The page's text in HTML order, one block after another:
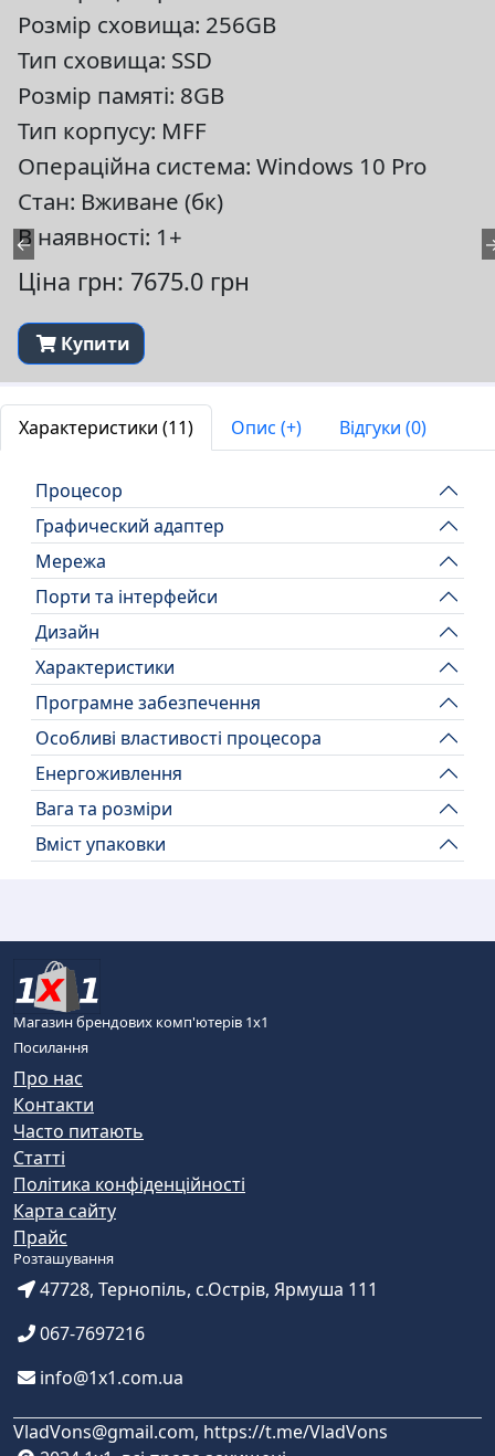
←
Розмір сховища: 256GB
Тип сховища: SSD
Розмір памяті: 8GB
Тип корпусу: MFF
Операційна система: Windows 10 Pro
Стан: Вживане (бк)
В наявності: 1+
Ціна грн: 7675.0 грн
Купити
Характеристики (11) Опис (+) Відгуки (0)
Процесор
Графический адаптер
Мережа
Порти та інтерфейси
Дизайн
Характеристики
Програмне забезпечення
Особливі властивості процесора
Енергоживлення
Вага та розміри
Вміст упаковки
Магазин брендових комп'ютерів 1х1
Посилання
Про нас
Контакти
Часто питають
Статті
Політика конфіденційності
Карта сайту
Прайс
Розташування
47728, Тернопіль, с.Острів, Ярмуша 111
067-7697216
info@1x1.com.ua
VladVons@gmail.com, https://t.me/VladVons